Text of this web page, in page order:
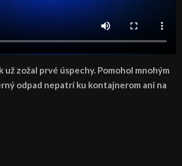
už zožal prvé úspechy. Pomohol mnohým
odpad nepatrí ku kontajnerom ani na